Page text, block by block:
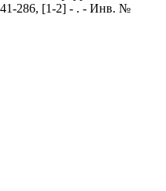
286, [1-2] - . - Инв. №